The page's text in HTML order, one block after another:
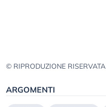
© RIPRODUZIONE RISERVATA
ARGOMENTI